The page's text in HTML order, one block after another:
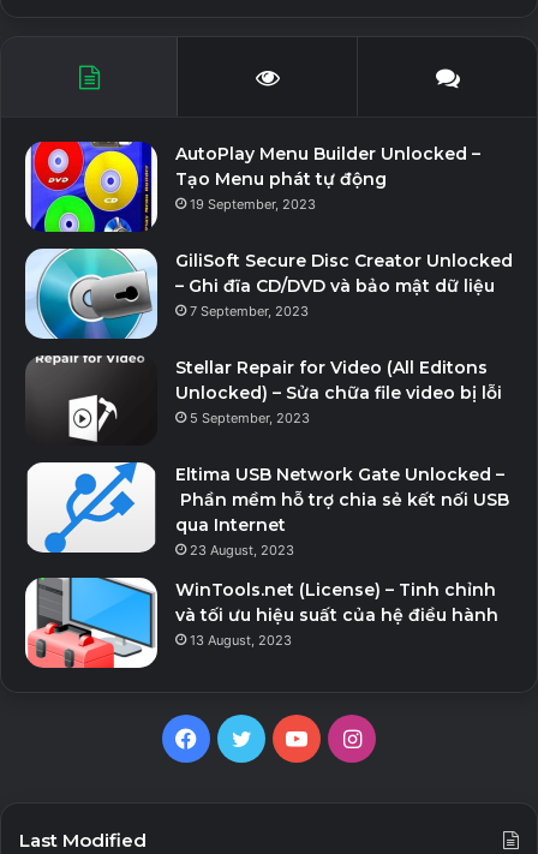
: 2.13.0
Yêu cầu
file manager quản lý
AutoPlay Menu Builder Unlocked –
Tạo Menu phát tự động
19 September, 2023
GiliSoft Secure Disc Creator Unlocked
– Ghi đĩa CD/DVD và bảo mật dữ liệu
7 September, 2023
Stellar Repair for Video (All Editons
Unlocked) – Sửa chữa file video bị lỗi
5 September, 2023
Eltima USB Network Gate Unlocked –
Phần mềm hỗ trợ chia sẻ kết nối USB
qua Internet
23 August, 2023
WinTools.net (License) – Tinh chỉnh
và tối ưu hiệu suất của hệ điều hành
13 August, 2023
Facebook
TwitterYouTubeInstagram
Last Modified